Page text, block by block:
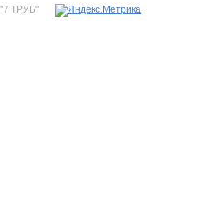
- "7 ТРУБ"